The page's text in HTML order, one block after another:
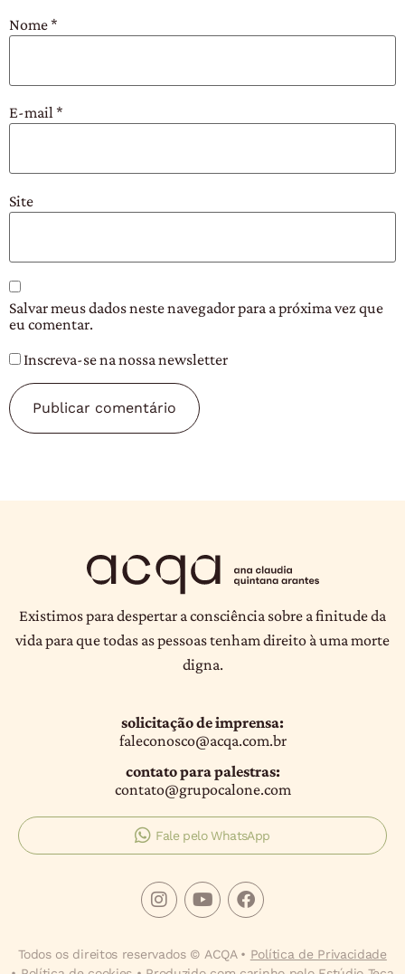
Nome*
E-mail*
Site
Salvar meus dados neste navegador para a próxima vez que
eu comentar.
Inscreva-se na nossa newsletter
Existimos para despertar a consciência sobre a finitude da
vida para que todas as pessoas tenham direito à uma morte
digna.
solicitação de imprensa:
faleconosco@acqa.com.br
contato para palestras:
contato@grupocalone.com
Fale pelo WhatsApp
Todos os direitos reservados © ACQA • Política de Privacidade